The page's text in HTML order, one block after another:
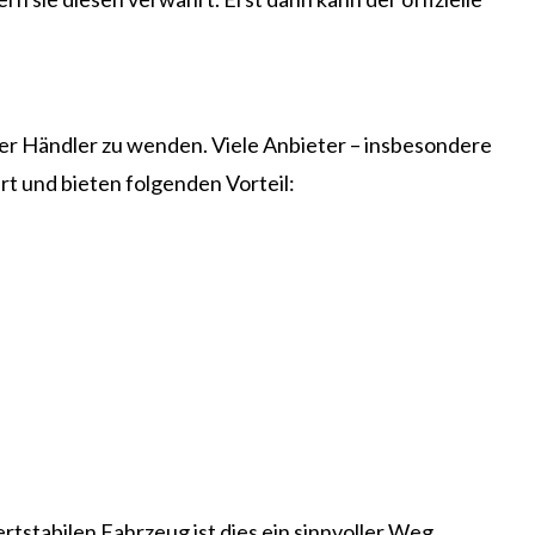
Händler zu wenden. Viele Anbieter – insbesondere
und bieten folgenden Vorteil: